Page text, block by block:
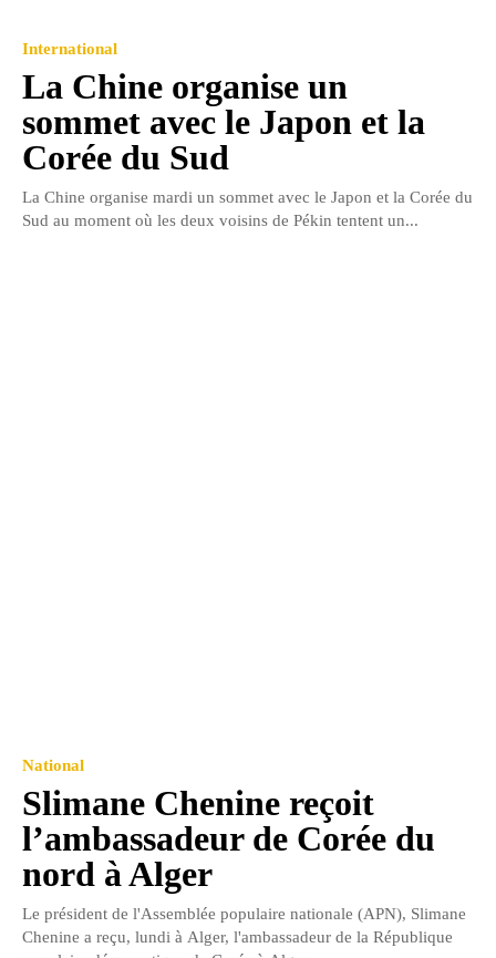
International
La Chine organise un
sommet avec le Japon et la
Corée du Sud
La Chine organise mardi un sommet avec le Japon et la Corée du
Sud au moment où les deux voisins de Pékin tentent un...
National
Slimane Chenine reçoit
l’ambassadeur de Corée du
nord à Alger
Le président de l'Assemblée populaire nationale (APN), Slimane
Chenine a reçu, lundi à Alger, l'ambassadeur de la République